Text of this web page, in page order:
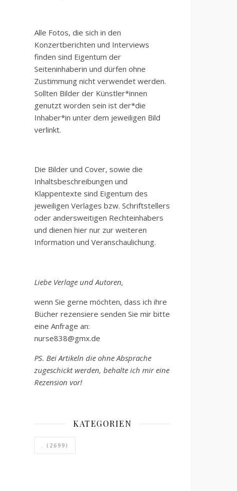
Alle Fotos, die sich in den
Konzertberichten und Interviews
finden sind Eigentum der
Seiteninhaberin und dürfen ohne
Zustimmung nicht verwendet werden.
Sollten Bilder der Künstler*innen
genutzt worden sein ist der*die
Inhaber*in unter dem jeweiligen Bild
verlinkt.
Die Bilder und Cover, sowie die
Inhaltsbeschreibungen und
Klappentexte sind Eigentum des
jeweiligen Verlages bzw. Schriftstellers
oder andersweitigen Rechteinhabers
und dienen hier nur zur weiteren
Information und Veranschaulichung.
Liebe Verlage und Autoren,
wenn Sie gerne möchten, dass ich ihre
Bücher rezensiere senden Sie mir bitte
eine Anfrage an:
nurse838@gmx.de
PS. Bei Artikeln die ohne Absprache
zugeschickt werden, behalte ich mir eine
Rezension vor!
KATEGORIEN
. (2699)